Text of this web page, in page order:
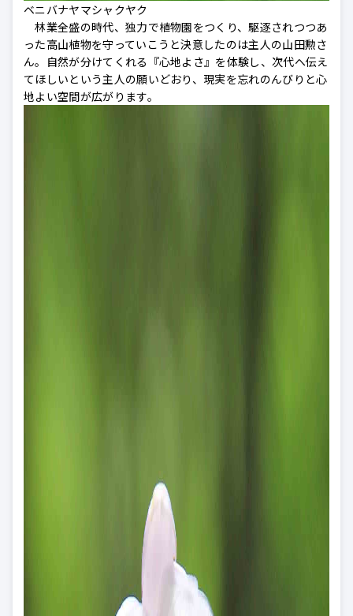
ベニバナヤマシャクヤク
林業全盛の時代、独力で植物園をつくり、駆逐されつつあ
った高山植物を守っていこうと決意したのは主人の山田勲さ
ん。自然が分けてくれる『心地よさ』を体験し、次代へ伝え
てほしいという主人の願いどおり、現実を忘れのんびりと心
地よい空間が広がります。